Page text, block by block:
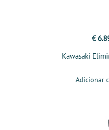
€
Kawasaki
Adicionar